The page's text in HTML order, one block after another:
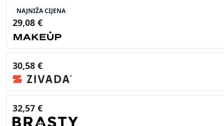
NAJNIŽA CIJENA
29,08 €
30,58 €
32,57 €